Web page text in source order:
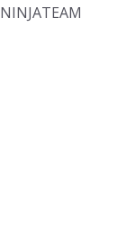
NINJATEAM